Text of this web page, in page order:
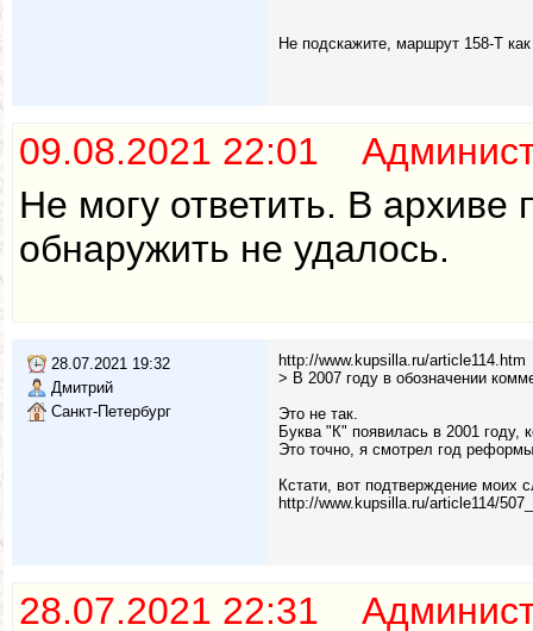
Не подскажите, маршрут 158-Т
09.08.2021 22:01
Не могу ответить. В
обнаружить не удалось.
28.07.2021 19:32
Дмитрий
Санкт-Петербург
http://www.kupsilla.ru/article114.htm
> В 2007 году в обозначении
Это не так.
Буква "К" появилась в 2001 году,
Это точно, я смотрел год
Кстати, вот подтверждение моих
http://www.kupsilla.ru/article114/
28.07.2021 22:31